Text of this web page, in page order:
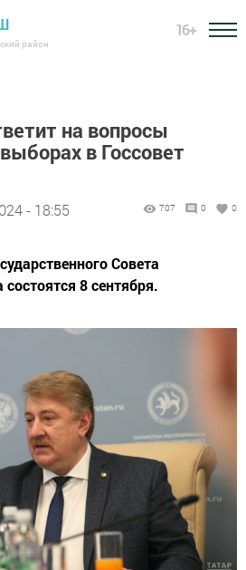
район
16+
на вопросы
в Госсовет
- 18:55 707 0 0
Совета
8 сентября.